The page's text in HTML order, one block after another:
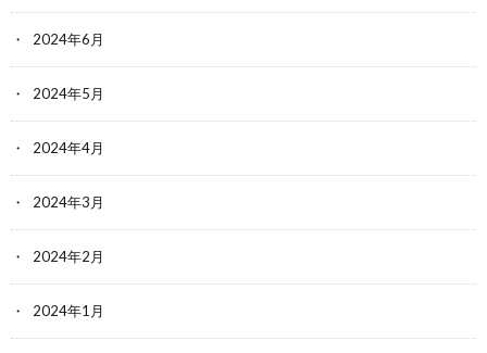
2024年6月
2024年5月
2024年4月
2024年3月
2024年2月
2024年1月